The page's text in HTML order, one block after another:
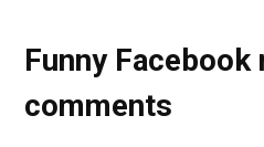
Funny Facebook
comments